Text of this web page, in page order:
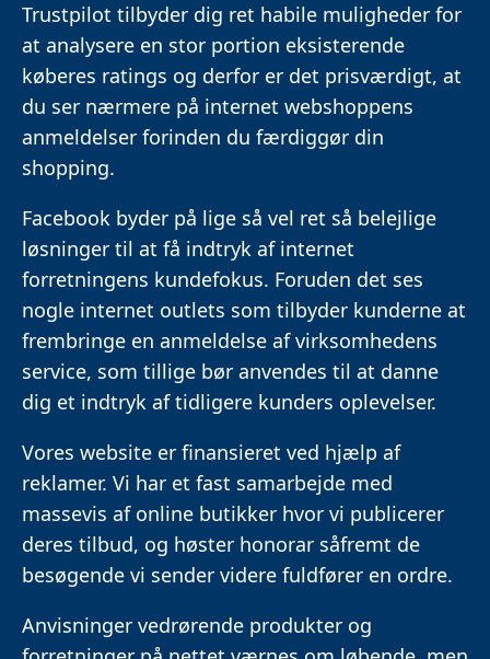
Trustpilot tilbyder dig ret habile muligheder for
at analysere en stor portion eksisterende
køberes ratings og derfor er det prisværdigt, at
du ser nærmere på internet webshoppens
anmeldelser forinden du færdiggør din
shopping.
Facebook byder på lige så vel ret så belejlige
løsninger til at få indtryk af internet
forretningens kundefokus. Foruden det ses
nogle internet outlets som tilbyder kunderne at
frembringe en anmeldelse af virksomhedens
service, som tillige bør anvendes til at danne
dig et indtryk af tidligere kunders oplevelser.
Vores website er finansieret ved hjælp af
reklamer. Vi har et fast samarbejde med
massevis af online butikker hvor vi publicerer
deres tilbud, og høster honorar såfremt de
besøgende vi sender videre fuldfører en ordre.
Anvisninger vedrørende produkter og